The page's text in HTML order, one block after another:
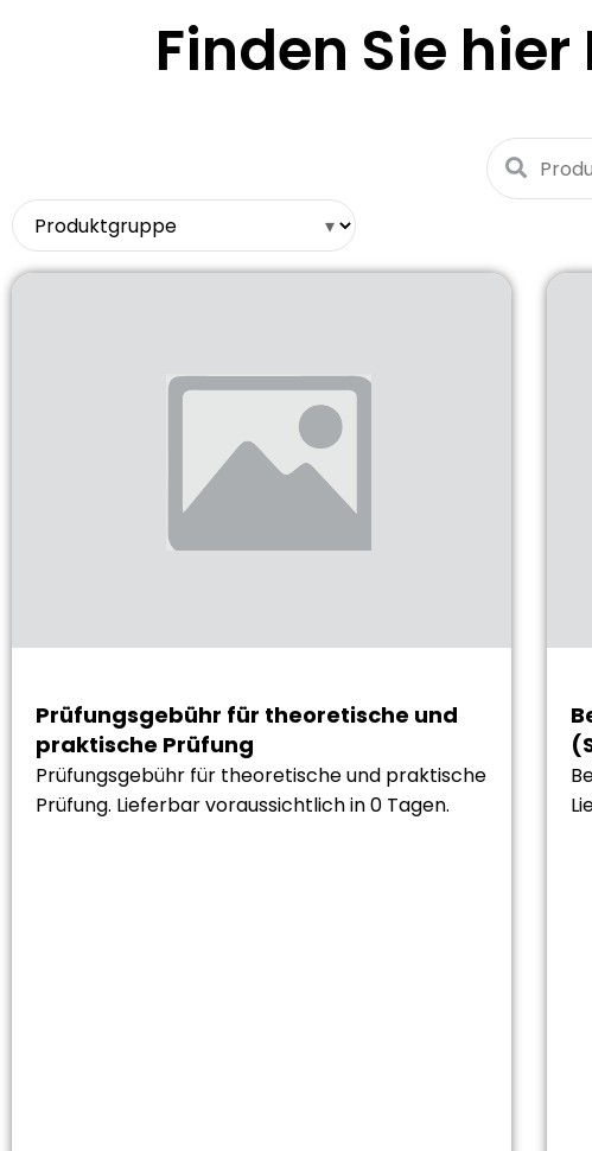
Finden Sie hier
▾
Prüfungsgebühr für theoretische und
praktische Prüfung
Prüfungsgebühr für theoretische und praktische
Prüfung. Lieferbar voraussichtlich in 0 Tagen.